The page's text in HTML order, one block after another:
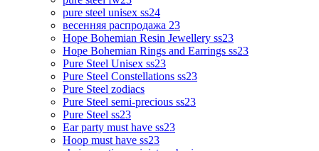
pure steel unisex ss24
весенняя распродажа 23
Hope Bohemian Resin Jewellery ss23
Hope Bohemian Rings and Earrings ss23
Pure Steel Unisex ss23
Pure Steel Constellations ss23
Pure Steel zodiacs
Pure Steel semi-precious ss23
Pure Steel ss23
Ear party must have ss23
Hoop must have ss23